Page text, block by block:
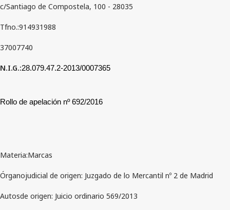
c/Santiago de Compostela, 100 - 28035
Tfno.:914931988
37007740
N.I.G.:28.079.47.2-2013/0007365
Rollo de apelación nº 692/2016
Materia:Marcas
Órganojudicial de origen: Juzgado de lo Mercantil nº 2 de Madrid
Autosde origen: Juicio ordinario 569/2013